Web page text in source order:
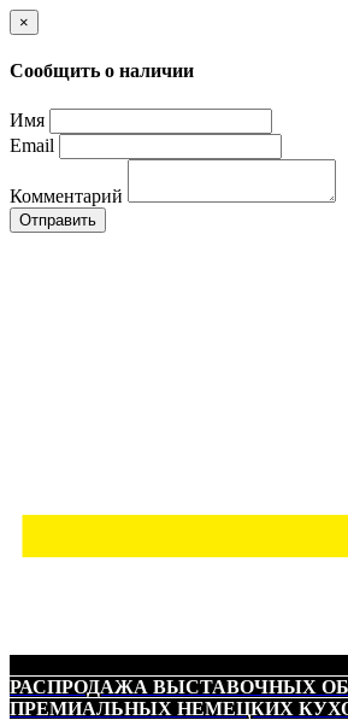
×
Сообщить о наличии
Имя
Email
Комментарий
Отправить
РАСПРОДАЖА ВЫСТАВОЧНЫХ
ПРЕМИАЛЬНЫХ НЕМЕЦКИХ